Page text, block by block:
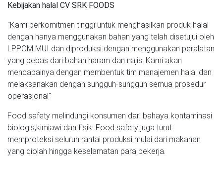
Kebijakan halal CV SRK FOODS
"Kami berkomitmen tinggi untuk menghasilkan produk halal
dengan hanya menggunakan bahan yang telah disetujui oleh
LPPOM MUI dan diproduksi dengan menggunakan peralatan
yang bebas dari bahan haram dan najis. Kami akan
mencapainya dengan membentuk tim manajemen halal dan
melaksanakan dengan sungguh-sungguh semua prosedur
operasional"
Food safety melindungi konsumen dari bahaya kontaminasi
biologis,kimiawi dan fisik. Food safety juga turut
memproteksi seluruh rantai produksi mulai dari makanan
yang diolah hingga keselamatan para pekerja.